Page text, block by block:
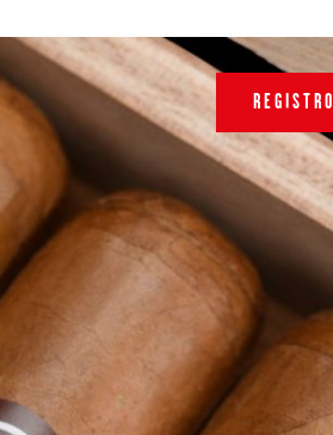
REGISTRO